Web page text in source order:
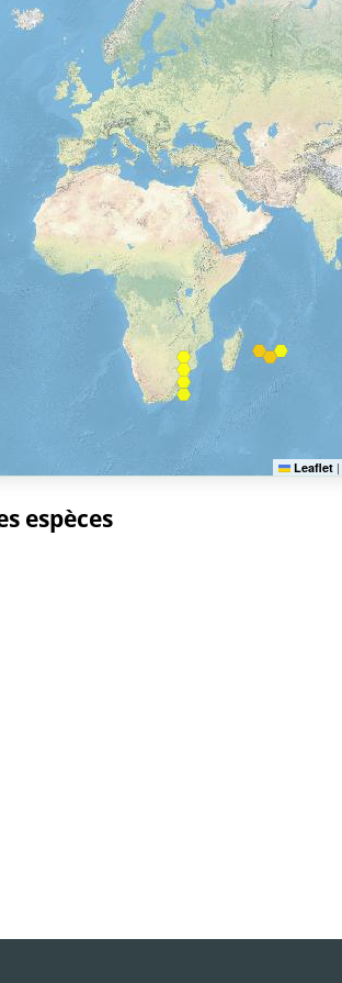
Leaflet |
espèces